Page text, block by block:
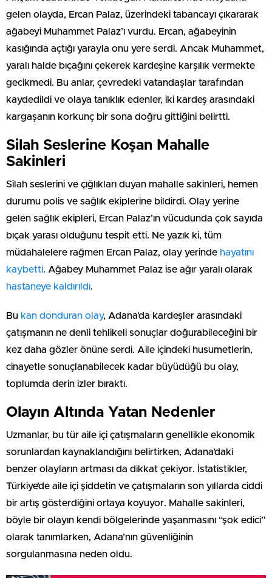
gelen olayda, Ercan Palaz, üzerindeki tabancayı çıkararak
ağabeyi Muhammet Palaz’ı vurdu. Ercan, ağabeyinin
kasığında açtığı yarayla onu yere serdi. Ancak Muhammet,
yaralı halde bıçağını çekerek kardeşine karşılık vermekte
gecikmedi. Bu anlar, çevredeki vatandaşlar tarafından
kaydedildi ve olaya tanıklık edenler, iki kardeş arasındaki
kargaşanın korkunç bir sona doğru gittiğini belirtti.
Silah Seslerine Koşan Mahalle
Sakinleri
Silah seslerini ve çığlıkları duyan mahalle sakinleri, hemen
durumu polis ve sağlık ekiplerine bildirdi. Olay yerine
gelen sağlık ekipleri, Ercan Palaz’ın vücudunda çok sayıda
bıçak yarası olduğunu tespit etti. Ne yazık ki, tüm
müdahalelere rağmen Ercan Palaz, olay yerinde hayatını
kaybetti. Ağabey Muhammet Palaz ise ağır yaralı olarak
hastaneye kaldırıldı.
Bu kan donduran olay, Adana’da kardeşler arasındaki
çatışmanın ne denli tehlikeli sonuçlar doğurabileceğini bir
kez daha gözler önüne serdi. Aile içindeki husumetlerin,
cinayetle sonuçlanabilecek kadar büyüdüğü bu olay,
toplumda derin izler bıraktı.
Olayın Altında Yatan Nedenler
Uzmanlar, bu tür aile içi çatışmaların genellikle ekonomik
sorunlardan kaynaklandığını belirtirken, Adana’daki
benzer olayların artması da dikkat çekiyor. İstatistikler,
Türkiye’de aile içi şiddetin ve çatışmaların son yıllarda ciddi
bir artış gösterdiğini ortaya koyuyor. Mahalle sakinleri,
böyle bir olayın kendi bölgelerinde yaşanmasını “şok edici”
olarak tanımlarken, Adana’nın güvenliğinin
sorgulanmasına neden oldu.